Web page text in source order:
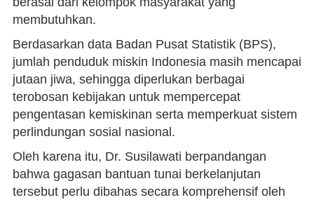
membutuhkan.
Berdasarkan data Badan Pusat Statistik (BPS),
jumlah penduduk miskin Indonesia masih mencapai
jutaan jiwa, sehingga diperlukan berbagai
terobosan kebijakan untuk mempercepat
pengentasan kemiskinan serta memperkuat sistem
perlindungan sosial nasional.
Oleh karena itu, Dr. Susilawati berpandangan
bahwa gagasan bantuan tunai berkelanjutan
tersebut perlu dibahas secara komprehensif oleh